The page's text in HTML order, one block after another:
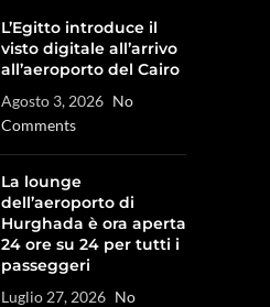
L’Egitto introduce il
visto digitale all’arrivo
all’aeroporto del Cairo
Agosto 3, 2026 No
Comments
La lounge
dell’aeroporto di
Hurghada è ora aperta
24 ore su 24 per tutti i
passeggeri
Luglio 27, 2026 No